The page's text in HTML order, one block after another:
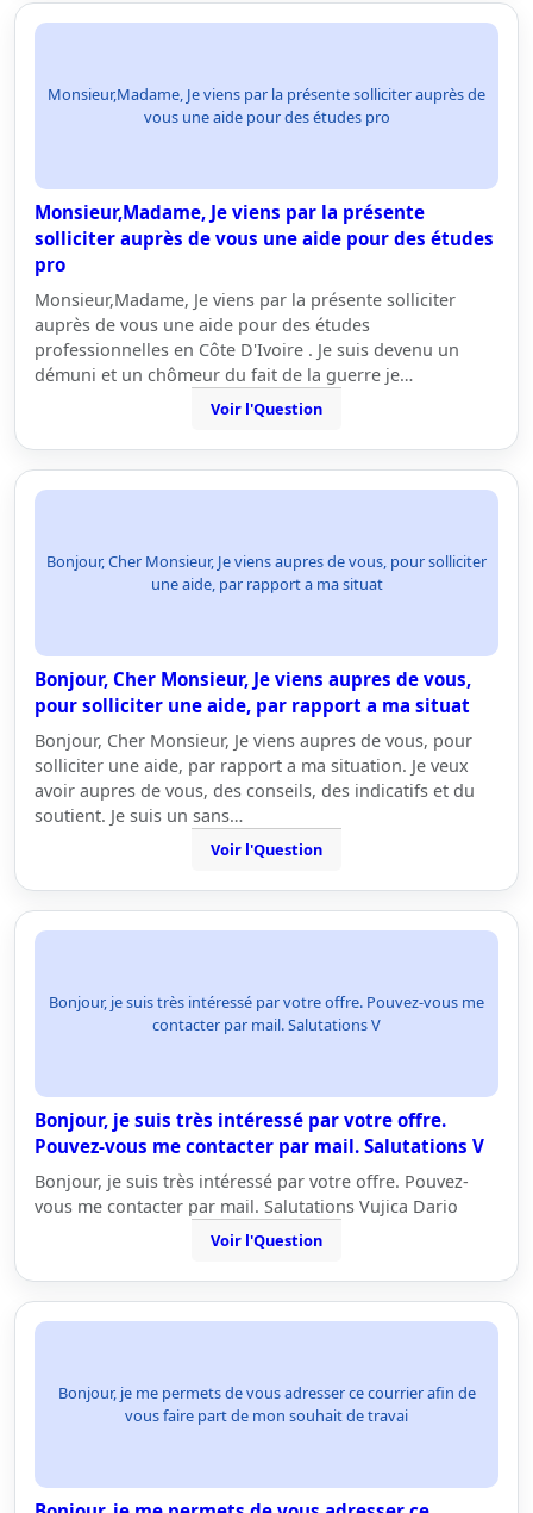
Monsieur,Madame, Je viens par la présente solliciter auprès de
vous une aide pour des études pro
Monsieur,Madame, Je viens par la présente
solliciter auprès de vous une aide pour des études
pro
Monsieur,Madame, Je viens par la présente solliciter
auprès de vous une aide pour des études
professionnelles en Côte D'Ivoire . Je suis devenu un
démuni et un chômeur du fait de la guerre je…
Voir l'Question
Bonjour, Cher Monsieur, Je viens aupres de vous, pour solliciter
une aide, par rapport a ma situat
Bonjour, Cher Monsieur, Je viens aupres de vous,
pour solliciter une aide, par rapport a ma situat
Bonjour, Cher Monsieur, Je viens aupres de vous, pour
solliciter une aide, par rapport a ma situation. Je veux
avoir aupres de vous, des conseils, des indicatifs et du
soutient. Je suis un sans…
Voir l'Question
Bonjour, je suis très intéressé par votre offre. Pouvez-vous me
contacter par mail. Salutations V
Bonjour, je suis très intéressé par votre offre.
Pouvez-vous me contacter par mail. Salutations V
Bonjour, je suis très intéressé par votre offre. Pouvez-
vous me contacter par mail. Salutations Vujica Dario
Voir l'Question
Bonjour, je me permets de vous adresser ce courrier afin de
vous faire part de mon souhait de travai